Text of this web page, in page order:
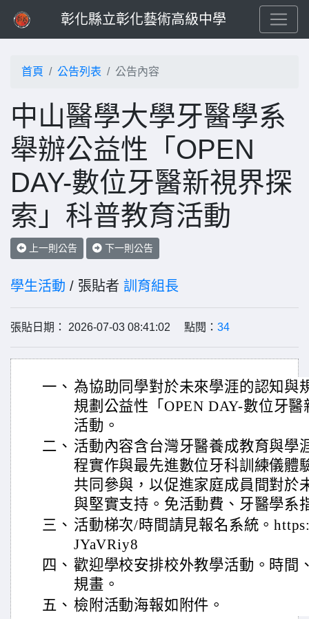
彰化縣立彰化藝術高級中學
首頁 公告列表 公告內容
中山醫學大學牙醫學系
舉辦公益性「OPEN
DAY-數位牙醫新視界探
索」科普教育活動
上一則公告 下一則公告
學生活動 / 張貼者 訓育組長
張貼日期： 2026-07-03 08:41:02 點閱： 34
一、 為協助同學對於未來學涯的認知與
規劃公益性「OPEN DAY-數位牙
活動。
二、 活動內容含台灣牙醫養成教育與學
程實作與最先進數位牙科訓練儀體
共同參與，以促進家庭成員間對於
與堅實支持。免活動費、牙醫學系
三、 活動梯次/時間請見報名系統。
JYaVRiy8
四、 歡迎學校安排校外教學活動。時間
規畫。
五、 檢附活動海報如附件。